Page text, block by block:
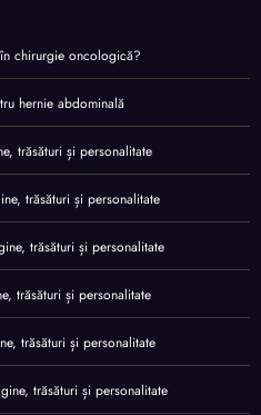
chirurgie oncologică?
hernie abdominală
trăsături și personalitate
trăsături și personalitate
trăsături și personalitate
trăsături și personalitate
trăsături și personalitate
trăsături și personalitate